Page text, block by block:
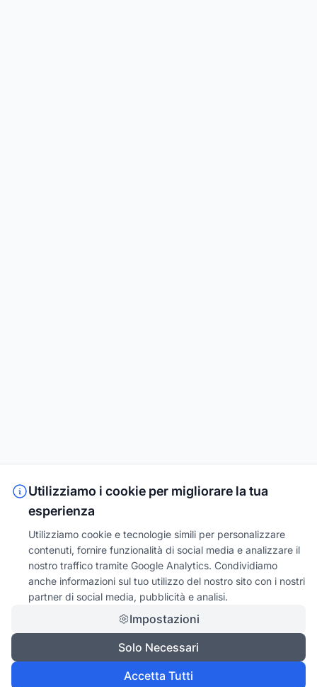
Utilizziamo i cookie per migliorare la tua
esperienza
Utilizziamo cookie e tecnologie simili per personalizzare
contenuti, fornire funzionalità di social media e analizzare il
nostro traffico tramite Google Analytics. Condividiamo
anche informazioni sul tuo utilizzo del nostro sito con i nostri
partner di social media, pubblicità e analisi.
Impostazioni
Solo Necessari
Accetta Tutti